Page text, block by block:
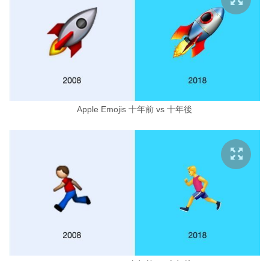
Apple Emojis 十年前 vs 十年後